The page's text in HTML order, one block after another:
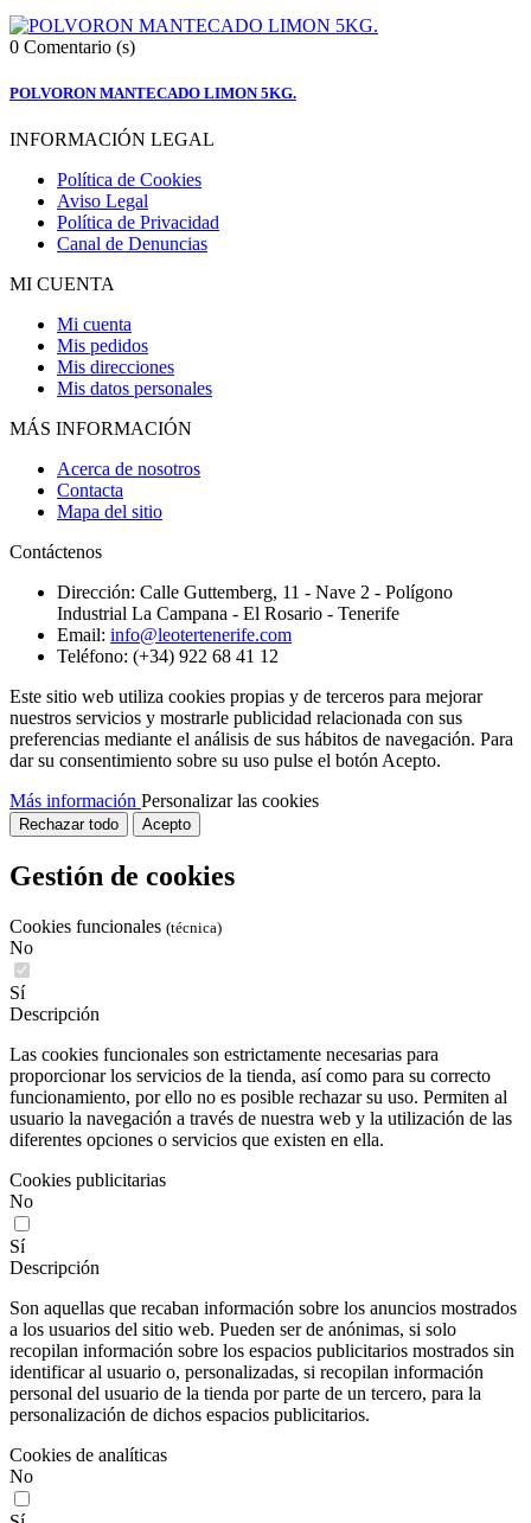
0 Comentario (s)
POLVORON MANTECADO LIMON 5KG.
INFORMACIÓN LEGAL
Política de Cookies
Aviso Legal
Política de Privacidad
Canal de Denuncias
MI CUENTA
Mi cuenta
Mis pedidos
Mis direcciones
Mis datos personales
MÁS INFORMACIÓN
Acerca de nosotros
Contacta
Mapa del sitio
Contáctenos
Dirección: Calle Guttemberg, 11 - Nave 2 - Polígono
Industrial La Campana - El Rosario - Tenerife
Email: info@leotertenerife.com
Teléfono: (+34) 922 68 41 12
Este sitio web utiliza cookies propias y de terceros para mejorar
nuestros servicios y mostrarle publicidad relacionada con sus
preferencias mediante el análisis de sus hábitos de navegación. Para
dar su consentimiento sobre su uso pulse el botón Acepto.
Más información Personalizar las cookies
Rechazar todo Acepto
Gestión de cookies
Cookies funcionales (técnica)
No
Sí
Descripción
Las cookies funcionales son estrictamente necesarias para
proporcionar los servicios de la tienda, así como para su correcto
funcionamiento, por ello no es posible rechazar su uso. Permiten al
usuario la navegación a través de nuestra web y la utilización de las
diferentes opciones o servicios que existen en ella.
Cookies publicitarias
No
Sí
Descripción
Son aquellas que recaban información sobre los anuncios mostrados
a los usuarios del sitio web. Pueden ser de anónimas, si solo
recopilan información sobre los espacios publicitarios mostrados sin
identificar al usuario o, personalizadas, si recopilan información
personal del usuario de la tienda por parte de un tercero, para la
personalización de dichos espacios publicitarios.
Cookies de analíticas
No